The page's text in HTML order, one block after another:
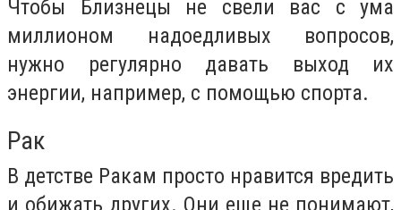
Чтобы Близнецы не свели вас с ума
миллионом надоедливых вопросов,
нужно регулярно давать выход их
энергии, например, с помощью спорта.
Рак
В детстве Ракам просто нравится вредить
и обижать других. Они еще не понимают,